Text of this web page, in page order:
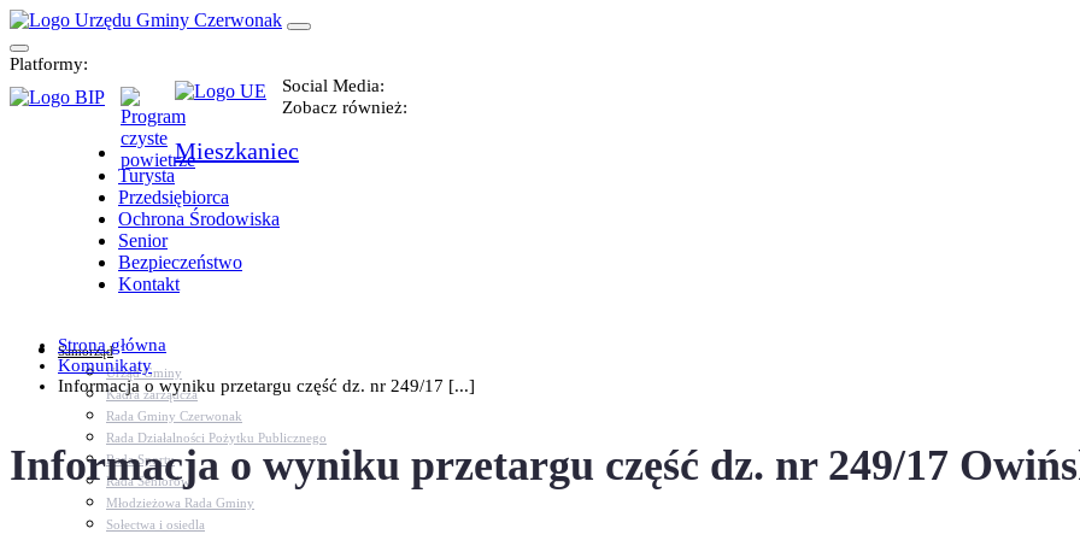
Platformy:
Social Media:
Zobacz również:
Mieszkaniec
Turysta
Przedsiębiorca
Ochrona Środowiska
Senior
Bezpieczeństwo
Kontakt
Samorząd
Urząd Gminy
Kadra zarządcza
Rada Gminy Czerwonak
Rada Działalności Pożytku Publicznego
Rada Sportu
Rada Seniorów
Młodzieżowa Rada Gminy
Sołectwa i osiedla
Strona główna
Komunikaty
Informacja o wyniku przetargu część dz. nr 249/17 [...]
Informacja o wyniku przetargu część dz. nr 249/17